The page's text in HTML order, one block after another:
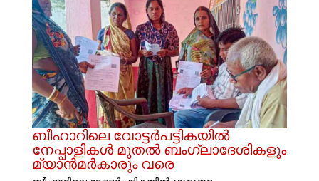
ബീഹാറിലെ വോട്ടർപട്ടികയിൽ
നേപ്പാളികൾ മുതൽ ബം​ഗ്ലാദേശികളും
മ്യാൻമർകാരും വരെ